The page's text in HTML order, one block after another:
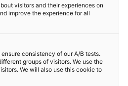
visitors and their experiences on
improve the experience for all
consistency of our A/B tests.
groups of visitors. We use the
We will also use this cookie to